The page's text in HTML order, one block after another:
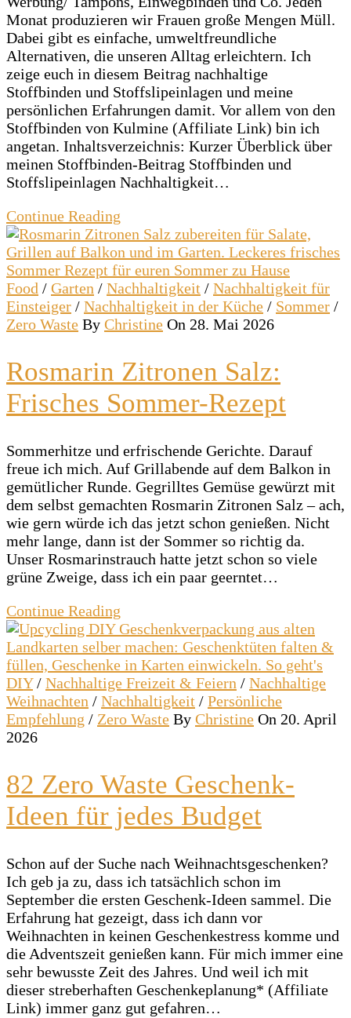
Monat produzieren wir Frauen große Mengen Müll.
Dabei gibt es einfache, umweltfreundliche
Alternativen, die unseren Alltag erleichtern. Ich
zeige euch in diesem Beitrag nachhaltige
Stoffbinden und Stoffslipeinlagen und meine
persönlichen Erfahrungen damit. Vor allem von den
Stoffbinden von Kulmine (Affiliate Link) bin ich
angetan. Inhaltsverzeichnis: Kurzer Überblick über
meinen Stoffbinden-Beitrag Stoffbinden und
Stoffslipeinlagen Nachhaltigkeit…
Continue Reading
Food / Garten / Nachhaltigkeit / Nachhaltigkeit für
Einsteiger / Nachhaltigkeit in der Küche / Sommer /
Zero Waste By Christine On 28. Mai 2026
Rosmarin Zitronen Salz:
Frisches Sommer-Rezept
Sommerhitze und erfrischende Gerichte. Darauf
freue ich mich. Auf Grillabende auf dem Balkon in
gemütlicher Runde. Gegrilltes Gemüse gewürzt mit
dem selbst gemachten Rosmarin Zitronen Salz – ach,
wie gern würde ich das jetzt schon genießen. Nicht
mehr lange, dann ist der Sommer so richtig da.
Unser Rosmarinstrauch hatte jetzt schon so viele
grüne Zweige, dass ich ein paar geerntet…
Continue Reading
DIY/ Nachhaltige Freizeit & Feiern / Nachhaltige
Weihnachten / Nachhaltigkeit / Persönliche
Empfehlung / Zero Waste By Christine On 20. April
2026
82 Zero Waste Geschenk-
Ideen für jedes Budget
Schon auf der Suche nach Weihnachtsgeschenken?
Ich geb ja zu, dass ich tatsächlich schon im
September die ersten Geschenk-Ideen sammel. Die
Erfahrung hat gezeigt, dass ich dann vor
Weihnachten in keinen Geschenkestress komme und
die Adventszeit genießen kann. Für mich immer eine
sehr bewusste Zeit des Jahres. Und weil ich mit
dieser streberhaften Geschenkeplanung* (Affiliate
Link) immer ganz gut gefahren…